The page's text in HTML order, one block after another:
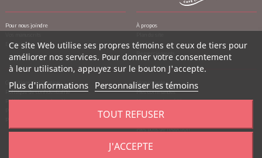
Pour nous joindre
Emplois
À propos
Crédits
Remerciements
Conditions d’utilisation
Politique de confidentialité
Politique contre le harcèlement
Mon compte
Mes commandes
Mes notes de crédit
Mes adresses
Mes informations personnelles
Mes bons de réduction
Ce site Web utilise ses propres témoins et ceux de tiers pour
améliorer nos services. Pour donner votre consentement
à leur utilisation, appuyez sur le bouton J'accepte.
Plus d'informations Personnaliser les témoins
TOUT REFUSER
J'ACCEPTE
Québec Amérique, tous droits réservés